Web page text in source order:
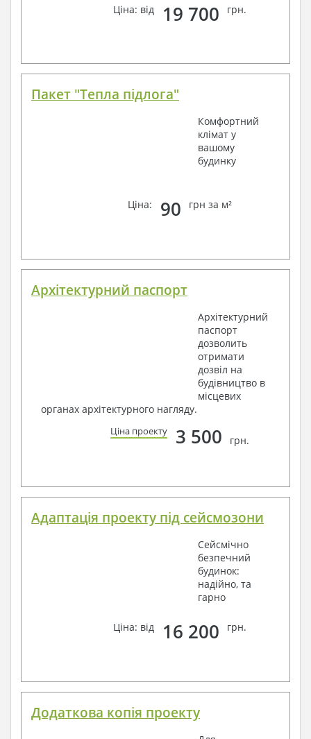
Ціна: від 19 700 грн.
Пакет "Тепла підлога"
Комфортний
клімат у
вашому
будинку
Ціна: 90 грн за м²
Архітектурний паспорт
Архітектурний
паспорт
дозволить
отримати
дозвіл на
будівництво в
місцевих
органах архітектурного нагляду.
Ціна проекту 3 500 грн.
Адаптація проекту під сейсмозони
Сейсмічно
безпечний
будинок:
надійно, та
гарно
Ціна: від 16 200 грн.
Додаткова копія проекту